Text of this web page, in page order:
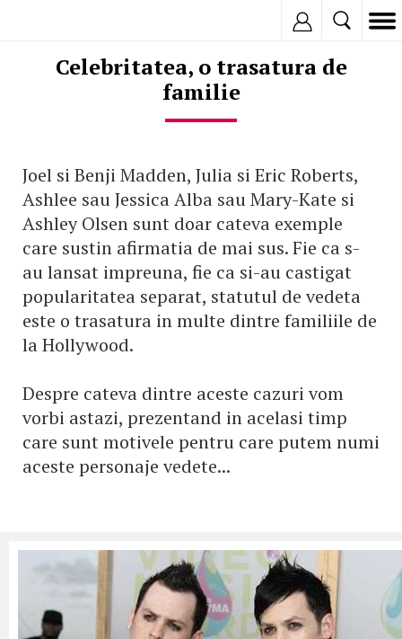
Celebritatea, o trasatura de
familie
Joel si Benji Madden, Julia si Eric Roberts,
Ashlee sau Jessica Alba sau Mary-Kate si
Ashley Olsen sunt doar cateva exemple
care sustin afirmatia de mai sus. Fie ca s-
au lansat impreuna, fie ca si-au castigat
popularitatea separat, statutul de vedeta
este o trasatura in multe dintre familiile de
la Hollywood.
Despre cateva dintre aceste cazuri vom
vorbi astazi, prezentand in acelasi timp
care sunt motivele pentru care putem numi
aceste personaje vedete...